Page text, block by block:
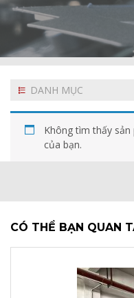
DANH MỤC
Không tìm thấy
của bạn.
CÓ THỂ BẠN QUAN